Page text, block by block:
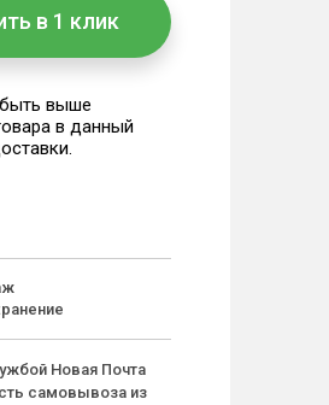
в 1 клик
выше
в данный
Новая Почта
самовывоза из